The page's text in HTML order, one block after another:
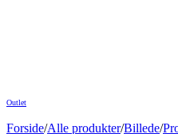
Outlet
Forside/Alle produkter/Billede/